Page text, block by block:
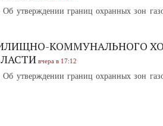
утверждении границ охранных зон
КОММУНАЛЬНОГО
вчера в 17:12
утверждении границ охранных зон